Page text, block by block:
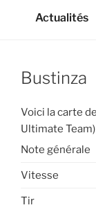
Actualités
Bustinza
Voici la carte
Ultimate
Note générale
Vitesse
Tir